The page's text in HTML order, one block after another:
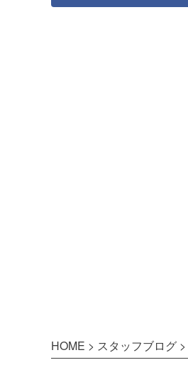
HOME > スタッフブログ >